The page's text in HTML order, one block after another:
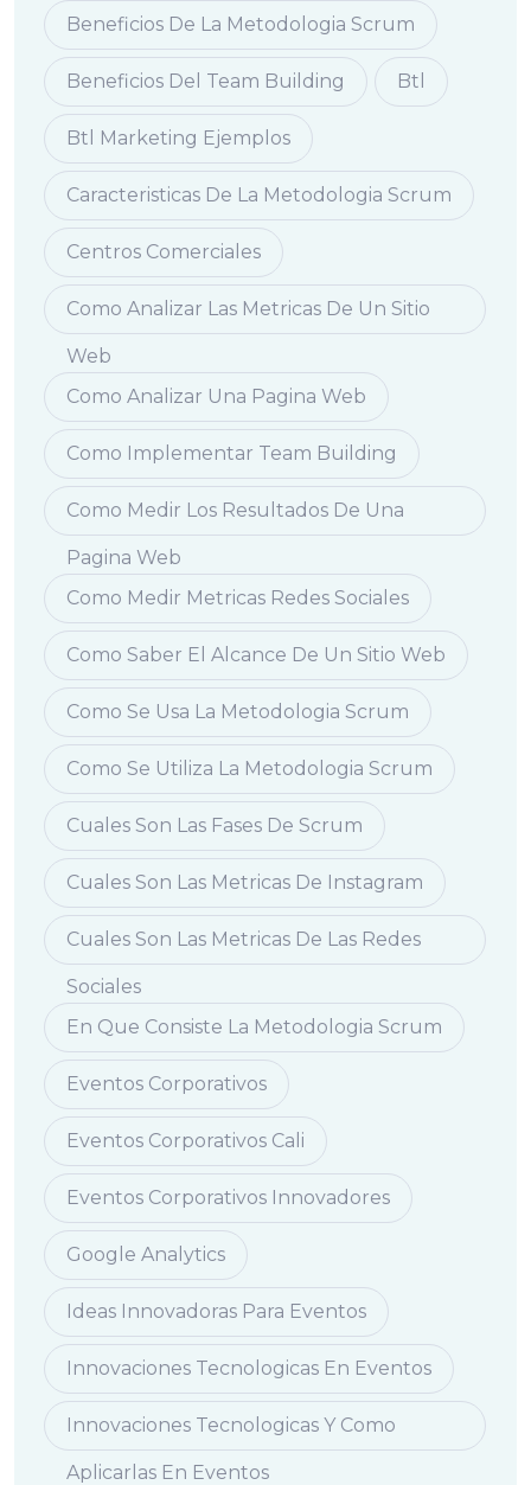
Beneficios De La Metodologia Scrum
Beneficios Del Team Building Btl
Btl Marketing Ejemplos
Caracteristicas De La Metodologia Scrum
Centros Comerciales
Como Analizar Las Metricas De Un Sitio
Web
Como Analizar Una Pagina Web
Como Implementar Team Building
Como Medir Los Resultados De Una
Pagina Web
Como Medir Metricas Redes Sociales
Como Saber El Alcance De Un Sitio Web
Como Se Usa La Metodologia Scrum
Como Se Utiliza La Metodologia Scrum
Cuales Son Las Fases De Scrum
Cuales Son Las Metricas De Instagram
Cuales Son Las Metricas De Las Redes
Sociales
En Que Consiste La Metodologia Scrum
Eventos Corporativos
Eventos Corporativos Cali
Eventos Corporativos Innovadores
Google Analytics
Ideas Innovadoras Para Eventos
Innovaciones Tecnologicas En Eventos
Innovaciones Tecnologicas Y Como
Aplicarlas En Eventos